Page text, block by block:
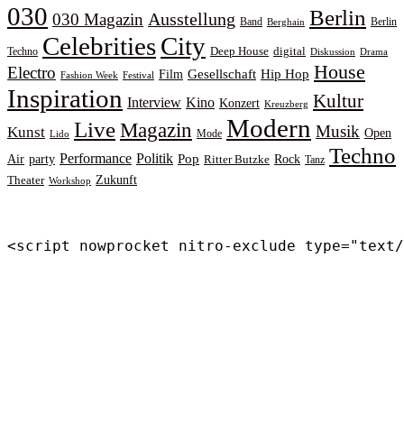
030 030 Magazin Ausstellung Band Berghain Berlin Berlin
Techno CelebritiesCity Deep House digital Diskussion Drama
Electro Fashion Week Festival Film Gesellschaft Hip Hop House
Inspiration Interview Kino Konzert Kreuzberg Kultur
Kunst Lido LiveMagazin Mode Modern Musik Open
Air party Performance Politik Pop Ritter Butzke Rock Tanz Techno
Theater Workshop Zukunft
<script nowprocket nitro-exclude type="text/